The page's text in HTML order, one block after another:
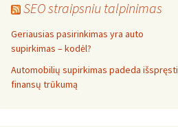
SEO straipsniu talpinimas
Geriausias pasirinkimas yra auto
supirkimas – kodėl?
Automobilių supirkimas padeda išspręsti
finansų trūkumą